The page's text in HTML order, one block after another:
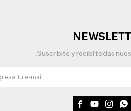
¡Suscribite y recibí todas
   